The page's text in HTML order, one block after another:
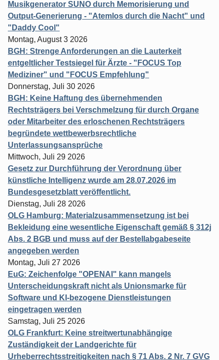
Musikgenerator SUNO durch Memorisierung und
Output-Generierung - "Atemlos durch die Nacht" und
"Daddy Cool"
Montag, August 3 2026
BGH: Strenge Anforderungen an die Lauterkeit
entgeltlicher Testsiegel für Ärzte - "FOCUS Top
Mediziner" und "FOCUS Empfehlung"
Donnerstag, Juli 30 2026
BGH: Keine Haftung des übernehmenden
Rechtsträgers bei Verschmelzung für durch Organe
oder Mitarbeiter des erloschenen Rechtsträgers
begründete wettbewerbsrechtliche
Unterlassungsansprüche
Mittwoch, Juli 29 2026
Gesetz zur Durchführung der Verordnung über
künstliche Intelligenz wurde am 28.07.2026 im
Bundesgesetzblatt veröffentlicht.
Dienstag, Juli 28 2026
OLG Hamburg: Materialzusammensetzung ist bei
Bekleidung eine wesentliche Eigenschaft gemäß § 312j
Abs. 2 BGB und muss auf der Bestellabgabeseite
angegeben werden
Montag, Juli 27 2026
EuG: Zeichenfolge "OPENAI" kann mangels
Unterscheidungskraft nicht als Unionsmarke für
Software und KI-bezogene Dienstleistungen
eingetragen werden
Samstag, Juli 25 2026
OLG Frankfurt: Keine streitwertunabhängige
Zuständigkeit der Landgerichte für
Urheberrechtsstreitigkeiten nach § 71 Abs. 2 Nr. 7 GVG